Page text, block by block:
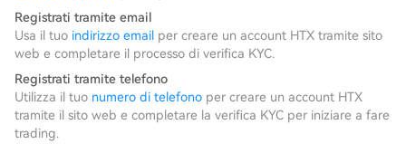
Registrati tramite email
Usa il tuo indirizzo email per creare un account HTX tramite sito
web e completare il processo di verifica KYC.
Registrati tramite telefono
Utilizza il tuo numero di telefono per creare un account HTX
tramite il sito web e completare la verifica KYC per iniziare a fare
trading.